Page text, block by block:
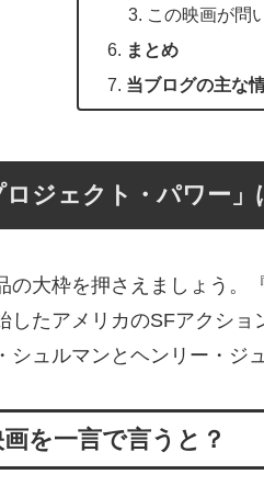
この映画が問
まとめ
当ブログの主な
ロジェクト・パワー
の大枠を押さえましょう。
したアメリカのSFアクシ
シュルマンとヘンリー・ジ
を一言で言うと？